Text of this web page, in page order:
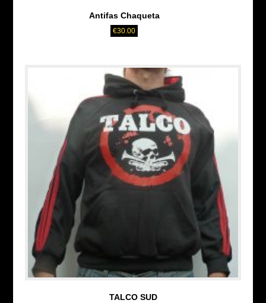
Antifas Chaqueta
€30.00
TALCO SUD